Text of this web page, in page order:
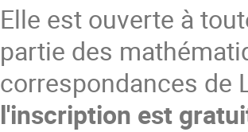
Elle est ouverte à
partie des
correspondances de
l'inscription est